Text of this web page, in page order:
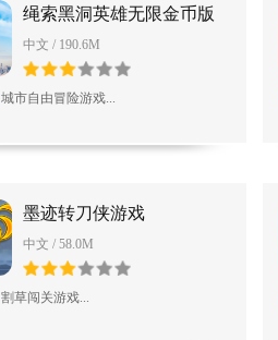
绳索黑洞英雄无限金币版
中文 / 190.6M
城市自由冒险游戏...
墨迹转刀侠游戏
中文 / 58.0M
割草闯关游戏...